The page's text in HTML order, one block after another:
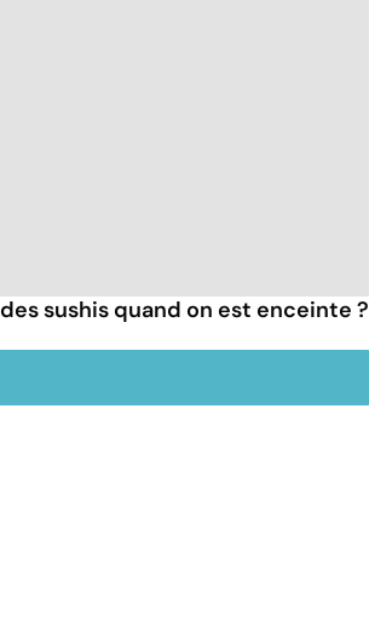
sushis quand on est enceinte ?